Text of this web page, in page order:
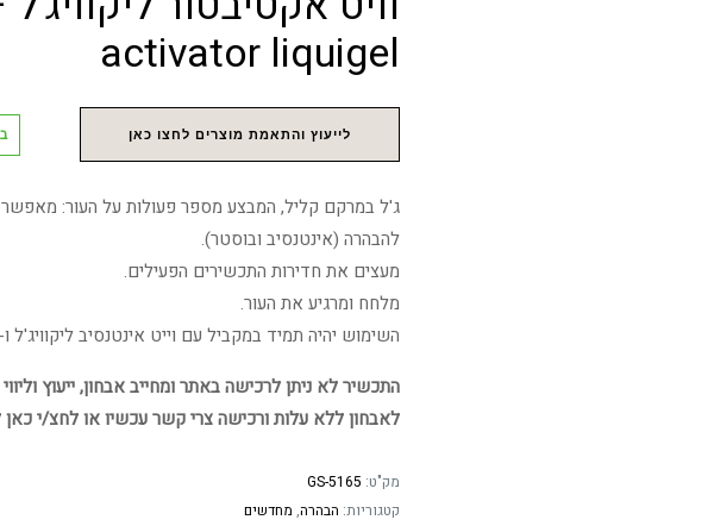
activator liquigel
לייעוץ והתאמת מוצרים לחצו כאן
ג'ל במרקם קליל, המבצע מספר פעולות על העור:
להבהרה (אינטנסיב ובוסטר).
מעצים את חדירות התכשירים הפעילים.
מלחח ומרגיע את העור.
השימוש יהיה תמיד במקביל עם וייט אינטנסיב ליקוויג'ל
התכשיר לא ניתן לרכישה באתר ומחייב אבחון, ייעוץ
לאבחון ללא עלות ורכישה צרי קשר עכשיו או לחצ/י
מק"ט: GS-5165
קטגוריות: הבהרה, מחדשים